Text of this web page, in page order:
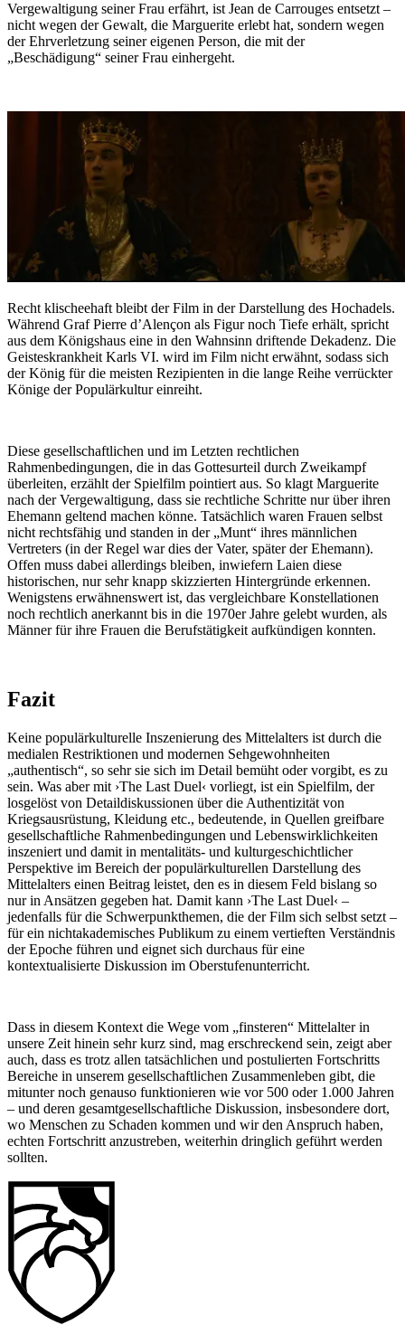
Vergewaltigung seiner Frau erfährt, ist Jean de Carrouges entsetzt –
nicht wegen der Gewalt, die Marguerite erlebt hat, sondern wegen
der Ehrverletzung seiner eigenen Person, die mit der
„Beschädigung“ seiner Frau einhergeht.
Recht klischeehaft bleibt der Film in der Darstellung des Hochadels.
Während Graf Pierre d’Alençon als Figur noch Tiefe erhält, spricht
aus dem Königshaus eine in den Wahnsinn driftende Dekadenz. Die
Geisteskrankheit Karls VI. wird im Film nicht erwähnt, sodass sich
der König für die meisten Rezipienten in die lange Reihe verrückter
Könige der Populärkultur einreiht.
Diese gesellschaftlichen und im Letzten rechtlichen
Rahmenbedingungen, die in das Gottesurteil durch Zweikampf
überleiten, erzählt der Spielfilm pointiert aus. So klagt Marguerite
nach der Vergewaltigung, dass sie rechtliche Schritte nur über ihren
Ehemann geltend machen könne. Tatsächlich waren Frauen selbst
nicht rechtsfähig und standen in der „Munt“ ihres männlichen
Vertreters (in der Regel war dies der Vater, später der Ehemann).
Offen muss dabei allerdings bleiben, inwiefern Laien diese
historischen, nur sehr knapp skizzierten Hintergründe erkennen.
Wenigstens erwähnenswert ist, das vergleichbare Konstellationen
noch rechtlich anerkannt bis in die 1970er Jahre gelebt wurden, als
Männer für ihre Frauen die Berufstätigkeit aufkündigen konnten.
Fazit
Keine populärkulturelle Inszenierung des Mittelalters ist durch die
medialen Restriktionen und modernen Sehgewohnheiten
„authentisch“, so sehr sie sich im Detail bemüht oder vorgibt, es zu
sein. Was aber mit ›The Last Duel‹ vorliegt, ist ein Spielfilm, der
losgelöst von Detaildiskussionen über die Authentizität von
Kriegsausrüstung, Kleidung etc., bedeutende, in Quellen greifbare
gesellschaftliche Rahmenbedingungen und Lebenswirklichkeiten
inszeniert und damit in mentalitäts- und kulturgeschichtlicher
Perspektive im Bereich der populärkulturellen Darstellung des
Mittelalters einen Beitrag leistet, den es in diesem Feld bislang so
nur in Ansätzen gegeben hat. Damit kann ›The Last Duel‹ –
jedenfalls für die Schwerpunkthemen, die der Film sich selbst setzt –
für ein nichtakademisches Publikum zu einem vertieften Verständnis
der Epoche führen und eignet sich durchaus für eine
kontextualisierte Diskussion im Oberstufenunterricht.
Dass in diesem Kontext die Wege vom „finsteren“ Mittelalter in
unsere Zeit hinein sehr kurz sind, mag erschreckend sein, zeigt aber
auch, dass es trotz allen tatsächlichen und postulierten Fortschritts
Bereiche in unserem gesellschaftlichen Zusammenleben gibt, die
mitunter noch genauso funktionieren wie vor 500 oder 1.000 Jahren
– und deren gesamtgesellschaftliche Diskussion, insbesondere dort,
wo Menschen zu Schaden kommen und wir den Anspruch haben,
echten Fortschritt anzustreben, weiterhin dringlich geführt werden
sollten.